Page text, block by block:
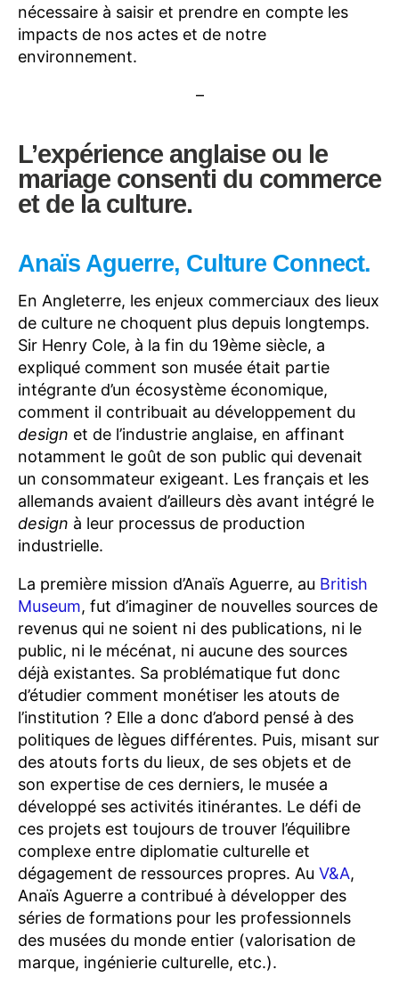
nécessaire à saisir et prendre en compte les
impacts de nos actes et de notre
environnement.
–
L’expérience anglaise ou le
mariage consenti du commerce
et de la culture.
Anaïs Aguerre, Culture Connect.
En Angleterre, les enjeux commerciaux des lieux
de culture ne choquent plus depuis longtemps.
Sir Henry Cole, à la fin du 19ème siècle, a
expliqué comment son musée était partie
intégrante d’un écosystème économique,
comment il contribuait au développement du
design et de l’industrie anglaise, en affinant
notamment le goût de son public qui devenait
un consommateur exigeant. Les français et les
allemands avaient d’ailleurs dès avant intégré le
design à leur processus de production
industrielle.
La première mission d’Anaïs Aguerre, au British
Museum, fut d’imaginer de nouvelles sources de
revenus qui ne soient ni des publications, ni le
public, ni le mécénat, ni aucune des sources
déjà existantes. Sa problématique fut donc
d’étudier comment monétiser les atouts de
l’institution ? Elle a donc d’abord pensé à des
politiques de lègues différentes. Puis, misant sur
des atouts forts du lieux, de ses objets et de
son expertise de ces derniers, le musée a
développé ses activités itinérantes. Le défi de
ces projets est toujours de trouver l’équilibre
complexe entre diplomatie culturelle et
dégagement de ressources propres. Au V&A,
Anaïs Aguerre a contribué à développer des
séries de formations pour les professionnels
des musées du monde entier (valorisation de
marque, ingénierie culturelle, etc.).